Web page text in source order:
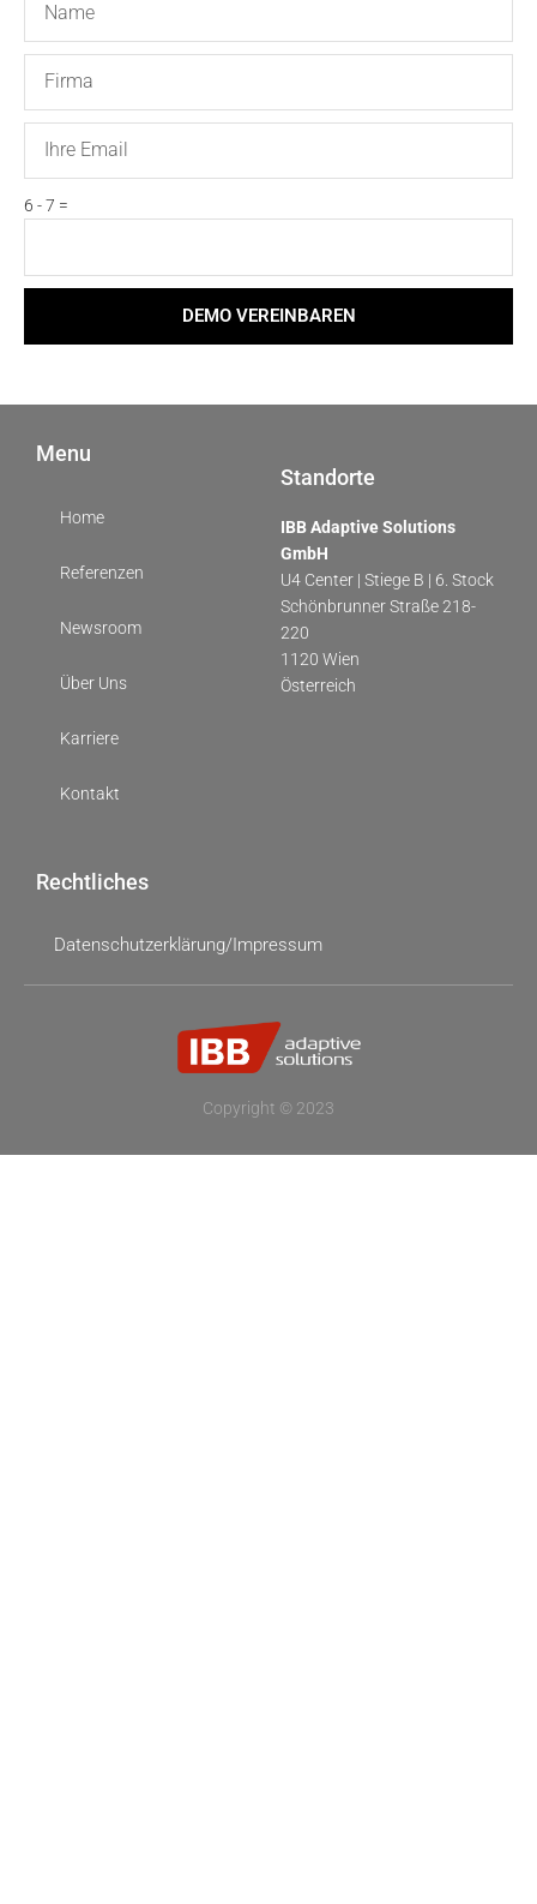
6 - 7 =
DEMO VEREINBAREN
Menu
Home
Referenzen
Newsroom
Über Uns
Karriere
Kontakt
Standorte
IBB Adaptive Solutions
GmbH
U4 Center | Stiege B | 6. Stock
Schönbrunner Straße 218-
220
1120 Wien
Österreich
Rechtliches
Datenschutzerklärung/Impressum
Copyright © 2023